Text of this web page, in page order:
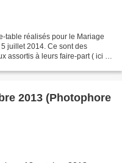
table réalisés pour le Mariage
juillet 2014. Ce sont des
assortis à leurs faire-part ( ici )
2013 (Photophore